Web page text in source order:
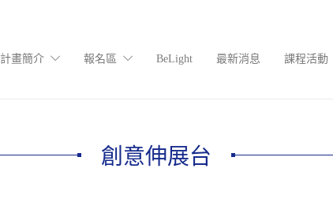
計畫簡介 報名區 BeLight 最新消息 課程活動
創意伸展台